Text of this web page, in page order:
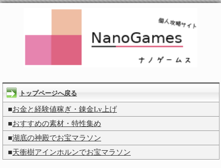
トップページへ戻る
■お金と経験値稼ぎ・錬金Lv上げ
■おすすめの素材・特性集め
■湖底の神殿でお宝マラソン
■天衝樹アインホルンでお宝マラソン